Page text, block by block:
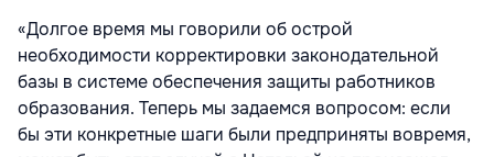
«Долгое время мы говорили об острой
необходимости корректировки законодательной
базы в системе обеспечения защиты работников
образования. Теперь мы задаемся вопросом: если
бы эти конкретные шаги были предприняты вовремя,